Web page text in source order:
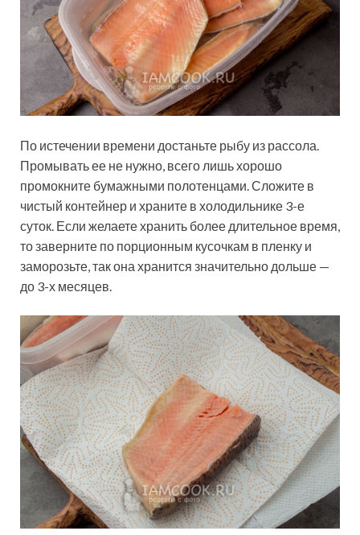
По истечении времени достаньте рыбу из рассола.
Промывать ее не нужно, всего лишь хорошо
промокните бумажными полотенцами. Сложите в
чистый контейнер и храните в холодильнике 3-е
суток. Если желаете хранить более длительное время,
то заверните по порционным кусочкам в пленку и
заморозьте, так она хранится значительно дольше —
до 3-х месяцев.